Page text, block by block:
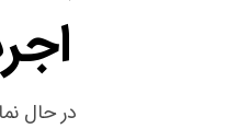
در حال